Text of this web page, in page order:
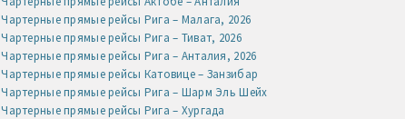
Чартерные прямые рейсы Рига – Малага, 2026
Чартерные прямые рейсы Рига – Тиват, 2026
Чартерные прямые рейсы Рига – Анталия, 2026
Чартерные прямые рейсы Катовице – Занзибар
Чартерные прямые рейсы Рига – Шарм Эль Шейх
Чартерные прямые рейсы Рига – Хургада